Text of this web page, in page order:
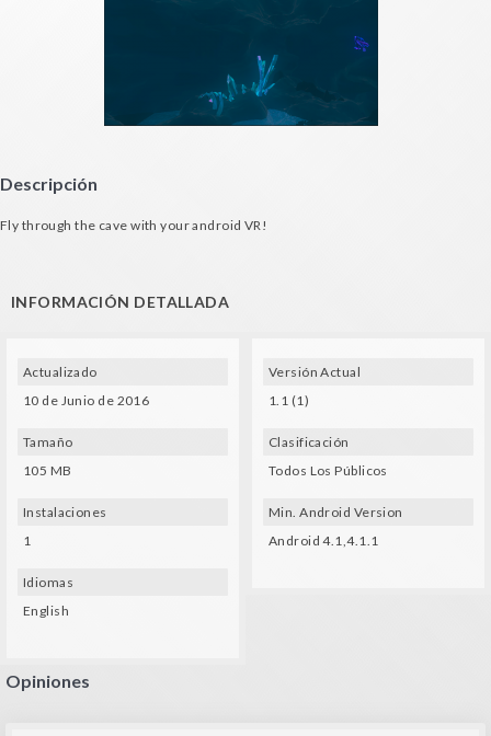
Descripción
Fly through the cave with your android VR!
INFORMACIÓN DETALLADA
Actualizado
10 de Junio de 2016
Tamaño
105 MB
Instalaciones
1
Idiomas
English
Versión Actual
1.1 (1)
Clasificación
Todos Los Públicos
Min. Android Version
Android 4.1,4.1.1
Opiniones